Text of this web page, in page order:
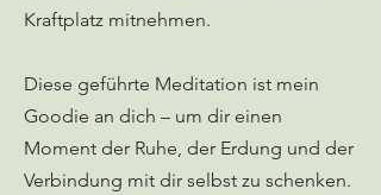
Kraftplatz mitnehmen.
Diese geführte Meditation ist mein
Goodie an dich – um dir einen
Moment der Ruhe, der Erdung und der
Verbindung mit dir selbst zu schenken.